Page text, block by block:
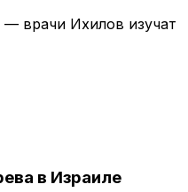
врачи Ихилов изучат
в Израиле